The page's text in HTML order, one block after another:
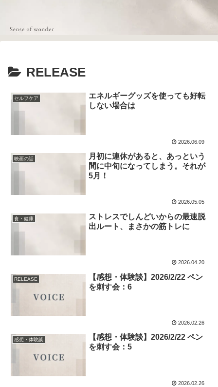
RELEASE
セルフケア
エネルギーグッズを使っても好転
しない場合は
2026.06.09
映画の話
月初に連休があると、あっという
間に中旬になってしまう。それが
5月！
2026.05.05
食・健康
ストレスでしんどいからの最速脱
出ルート、まさかの筋トレに
2026.04.20
RELEASE
【感想・体験談】2026/2/22 ペン
を刺す会：6
2026.02.26
感想・体験談
【感想・体験談】2026/2/22 ペン
を刺す会：5
2026.02.26